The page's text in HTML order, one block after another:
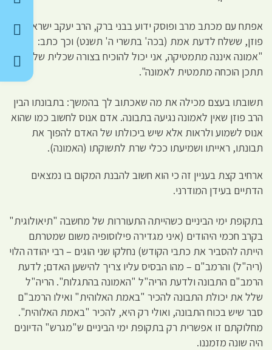
אפתח עם מכתב מרב ופוסק ידוע בבני ברק, הרב יעקב ישראל
פוזן, ששלח לדעת אמת (בכה' בתשרי ה' תשנט) וכך כתב:
"אמונה איננה מתמטיקה, אני יכול להוכיח בצורה שכלית שלא
תתכן הוכחה מתמטית לאמונה".
תשובתו בעצם מכילה את מה שאכתוב לך בהמשך: בתבונתו הבין
הרב פוזן שאין לאמונה נגיעה בתבונה. אדם אנוס לחשוב כמו שהוא
אנוס לשמוע ולראות אלא שיש ביכולתו של האדם להפוך את
תבונתו, ראייתו ושמיעתו ככלי שרת לתשוקתו (האמונה).
ארחיב קצת בעניין זה כי הוא חשוב להבנת המקום בו נמצאים
הדתיים בעידן המודרני.
בתקופת ימי הביניים כשהייתה התעוררות של מחשבה "תיאולוגית"
בקרב חכמי היהודים (איני מגדירה פילוסופיה משום שמטרתם
הייתה להסביר את כתבי הקודש) נחלקו שני הוגים – רבי יהודה הלוי
(ריה"ל) והרמב"ם – מהו הבסיס עליו צריך להישען האדם; לדעת
הרמב"ם התבונה ולדעת הריה"ל "האמונה בהתגלות". הריה"ל
שלל את יכולת התבונה להכיר "באמת האלוהית" ואילו הרמב"ם
סבר שיש בכוח התבונה, ואולי רק היא, להכיר "באמת האלוהית".
מחלוקתם זו אפשרית רק בתקופת ימי הביניים ש"מגרש" הדיונים
היה שונה מזמננו.